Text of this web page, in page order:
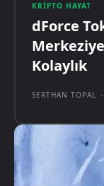
KRIPTO HAYAT
dForce
Kolaylık
SERTHAN TOPAL -